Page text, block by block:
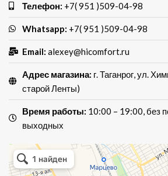
Телефон: +7( 951 )509-04-98
Whatsapp: +7( 951 )509-04-98
Email: alexey@hicomfort.ru
Адрес магазина: г. Таганрог, ул.
старой Ленты)
Время работы: 10:00 – 19:00, без
выходных
Хай Комфорт
Магазин мебели в Таганроге
Мебель для кухни в Таганроге